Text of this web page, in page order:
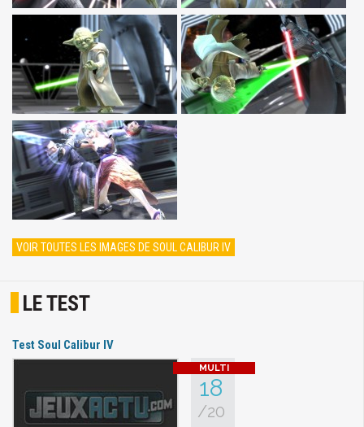
VOIR TOUTES LES IMAGES DE SOUL CALIBUR IV
LE TEST
Test Soul Calibur IV
18
/20